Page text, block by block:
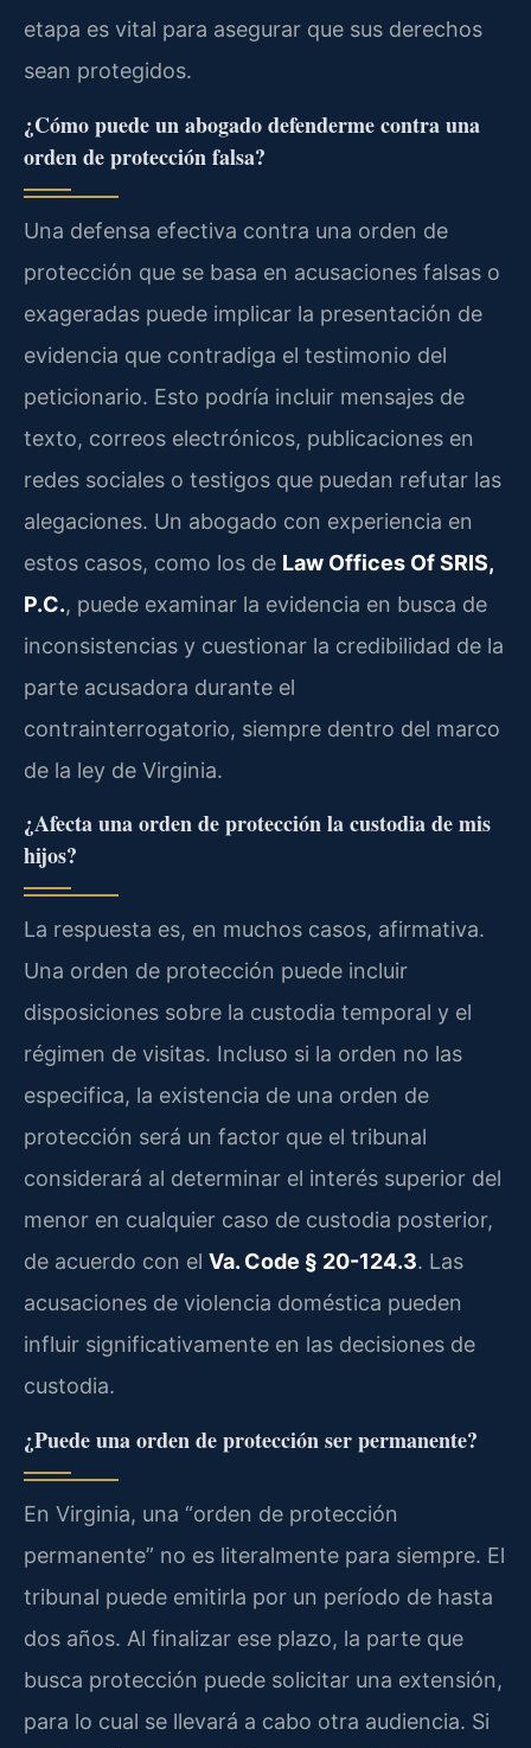
etapa es vital para asegurar que sus derechos
sean protegidos.
¿Cómo puede un abogado defenderme contra una
orden de protección falsa?
Una defensa efectiva contra una orden de
protección que se basa en acusaciones falsas o
exageradas puede implicar la presentación de
evidencia que contradiga el testimonio del
peticionario. Esto podría incluir mensajes de
texto, correos electrónicos, publicaciones en
redes sociales o testigos que puedan refutar las
alegaciones. Un abogado con experiencia en
estos casos, como los de Law Offices Of SRIS,
P.C., puede examinar la evidencia en busca de
inconsistencias y cuestionar la credibilidad de la
parte acusadora durante el
contrainterrogatorio, siempre dentro del marco
de la ley de Virginia.
¿Afecta una orden de protección la custodia de mis
hijos?
La respuesta es, en muchos casos, afirmativa.
Una orden de protección puede incluir
disposiciones sobre la custodia temporal y el
régimen de visitas. Incluso si la orden no las
especifica, la existencia de una orden de
protección será un factor que el tribunal
considerará al determinar el interés superior del
menor en cualquier caso de custodia posterior,
de acuerdo con el Va. Code § 20-124.3. Las
acusaciones de violencia doméstica pueden
influir significativamente en las decisiones de
custodia.
¿Puede una orden de protección ser permanente?
En Virginia, una “orden de protección
permanente” no es literalmente para siempre. El
tribunal puede emitirla por un período de hasta
dos años. Al finalizar ese plazo, la parte que
busca protección puede solicitar una extensión,
para lo cual se llevará a cabo otra audiencia. Si